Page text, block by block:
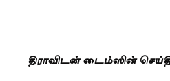
திராவிடன் டைம்ஸின்